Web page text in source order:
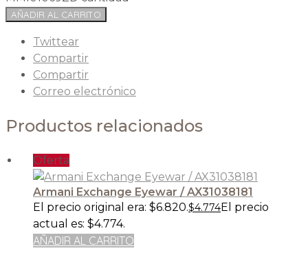
AÑADIR AL CARRITO
Twittear
Compartir
Compartir
Correo electrónico
Productos relacionados
Oferta
Armani Exchange Eyewar / AX31038181
El precio original era: $6.820.$4.774El precio
actual es: $4.774.
AÑADIR AL CARRITO